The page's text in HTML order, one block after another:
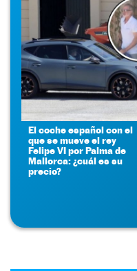
El coche español con el
que se mueve el rey
Felipe VI por Palma de
Mallorca: ¿cuál es su
precio?